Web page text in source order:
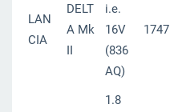
LAN
CIA
DELT
A Mk
II
i.e.
16V
(836
AQ)
1747
1.8